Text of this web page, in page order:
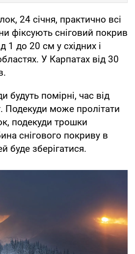
24 січня, практично всі
фіксують сніговий покрив
1 до 20 см у східних і
У Карпатах від 30
будуть помірні, час від
Подекуди може пролітати
подекуди трошки
снігового покриву в
буде зберігатися.